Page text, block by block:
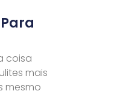
coisa
mais
mesmo